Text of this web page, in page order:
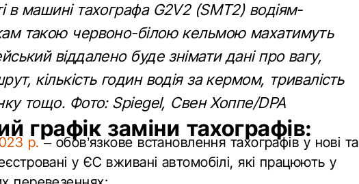
в машині тахографа G2V2 (SMT2) водіям-
такою червоно-білою кельмою махатимуть
віддалено буде знімати дані про вагу,
кількість годин водія за кермом, тривалість
тощо. Фото: Spiegel, Свен Хоппе/DPA
графік заміни тахографів:
р. – обов’язкове встановлення тахографів у нові та
у ЄС вживані автомобілі, які працюють у